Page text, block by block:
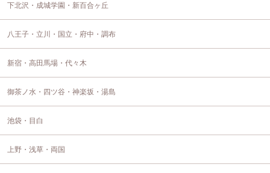
下北沢・成城学園・新百合ヶ丘
八王子・立川・国立・府中・調布
新宿・高田馬場・代々木
御茶ノ水・四ツ谷・神楽坂・湯島
池袋・目白
上野・浅草・両国